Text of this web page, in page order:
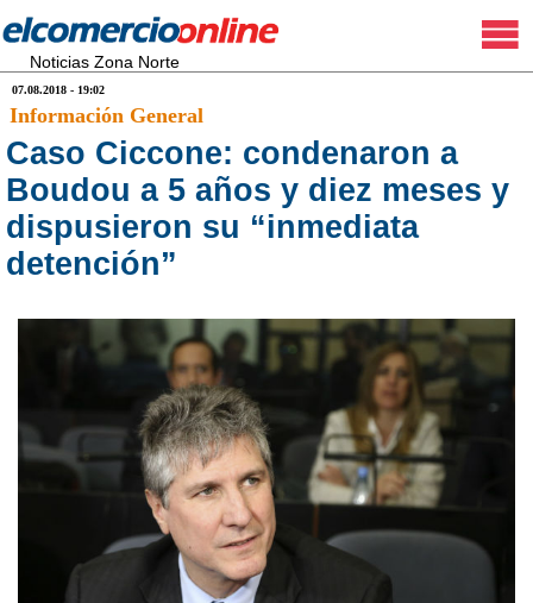
Noticias Zona Norte
07.08.2018 - 19:02
Información General
Caso Ciccone: condenaron a
Boudou a 5 años y diez meses y
dispusieron su “inmediata
detención”